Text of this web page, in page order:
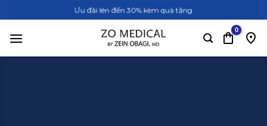
qua
nội
Ưu đãi lên đến 30% kèm quà tặng